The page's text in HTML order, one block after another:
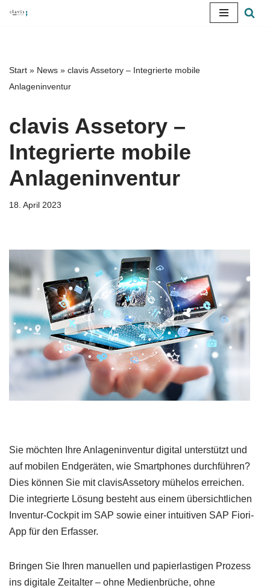
springen
Start » News » clavis Assetory – Integrierte mobile
Anlageninventur
clavis Assetory –
Integrierte mobile
Anlageninventur
18. April 2023
Sie möchten Ihre Anlageninventur digital unterstützt und
auf mobilen Endgeräten, wie Smartphones durchführen?
Dies können Sie mit clavisAssetory mühelos erreichen.
Die integrierte Lösung besteht aus einem übersichtlichen
Inventur-Cockpit im SAP sowie einer intuitiven SAP Fiori-
App für den Erfasser.
Bringen Sie Ihren manuellen und papierlastigen Prozess
ins digitale Zeitalter – ohne Medienbrüche, ohne